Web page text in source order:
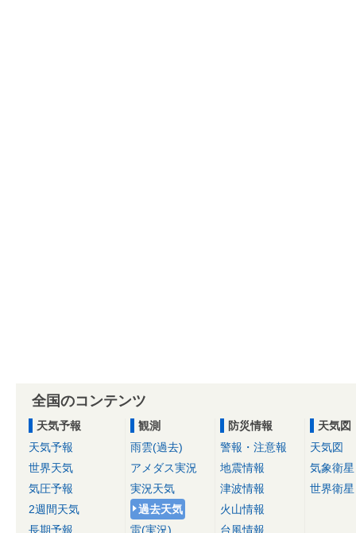
全国のコンテンツ
天気予報
天気予報
世界天気
気圧予報
2週間天気
長期予報
観測
雨雲(過去)
アメダス実況
実況天気
過去天気
雷(実況)
防災情報
警報・注意報
地震情報
津波情報
火山情報
台風情報
天気図
天気図
気象衛星
世界衛星